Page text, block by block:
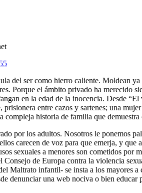
del ser como hierro caliente. Moldean
Porque el ámbito privado ha merecido
en la edad de la inocencia. Desde
entre cazos y sartenes; una
historia de familia que
por los adultos. Nosotros le ponemos
carecen de voz para que emerja, y
sexuales a menores son cometidos
de Europa contra la violencia
Maltrato infantil- se insta a los mayores
denunciar una web nociva o bien